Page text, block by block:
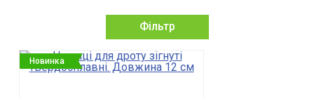
Фільтр
Новинка